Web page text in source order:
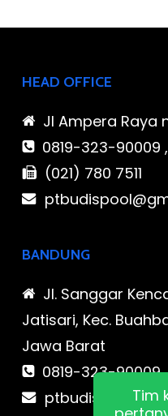
HEAD OFFICE
Jl Ampera Raya
0819-323-90009
(021) 780 7511
BANDUNG
Jl. Sanggar
Jatisari, Kec.
Jawa Barat
0819-323-90009
Tim